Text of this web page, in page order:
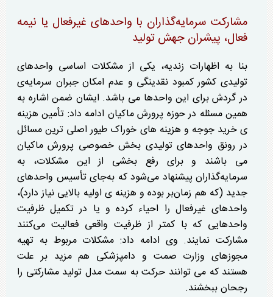
مشارکت سرمایه‌گذاران با واحد‌های غیرفعال یا نیمه
فعال، پیشران جهش تولید
بنا به اظهارات زندیه، یکی از مشکلات اساسی واحد‌های
تولیدی کشور کمبود نقدینگی و عدم امکان جبران سرمایه‌ی
در گردش برای این واحد‌ها می باشد. ایشان ضمن اشاره به
همین مسئله در حوزه پرورش ماکیان ادامه داد: تأمین هزینه
ی خرید جوجه و هزینه های خوراک طیور اصلی ترین مسائل
در رونق واحد‌های تولیدی بخش خصوصی پرورش ماکیان
می باشند و برای رفع بخشی از این مشکلات، به
سرمایه‌گذاران پیشنهاد می‌شود که به‌جای تأسیس واحد‌های
جدید (که هم زمان‌بر بوده و هزینه ی اولیه بالایی نیاز دارد)،
واحد‌های غیرفعال را احیاء کرده و یا در تکمیل ظرفیت
واحد‌هایی که با کمتر از ظرفیت واقعی فعالیت می‌کنند
مشارکت نمایند. وی ادامه داد: مشکلات مربوط به تهیه
مجوز‌های وزارت صمت و دامپزشکی هم مزید بر علت
هستند که می توانند حرکت به سمت مدل تولید مشارکتی را
رجحان ببخشند.